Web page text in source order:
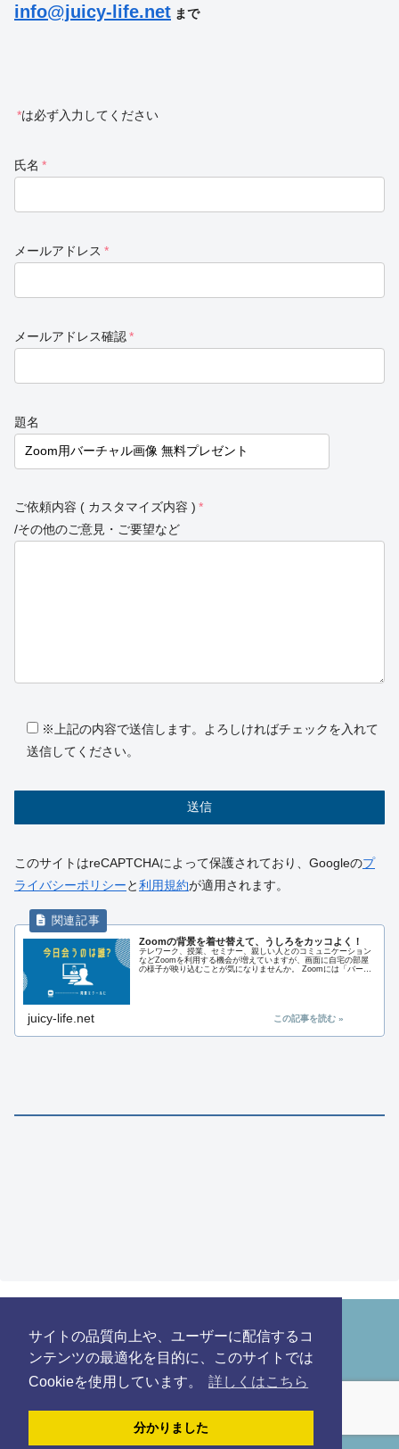
サイトの品質向上や、ユーザーに配信するコ
ンテンツの最適化を目的に、このサイトでは
Cookieを使用しています。
詳しくはこちら
分かりました
info@juicy-life.net まで
*は必ず入力してください
氏名 *
メールアドレス *
メールアドレス確認*
題名
ご依頼内容 ( カスタマイズ内容 ) *
/その他のご意見・ご要望など
※上記の内容で送信します。よろしければチェックを入れて
送信してください。
このサイトはreCAPTCHAによって保護されており、Googleのプ
ライバシーポリシーと利用規約が適用されます。
Zoomの背景を着せ替えて、うしろをカッコよく！
テレワーク、授業、セミナー、親しい人とのコミュニケーション
などZoomを利用する機会が増えていますが、画面に自宅の部屋
の様子が映り込むことが気になりませんか。 Zoomには「バーチ
juicy-life.net
HOME
SITE MAP
CONTACT
POLICY
イバシーポリシー と 利用規約
Copyright © 2020 juicy-life.net